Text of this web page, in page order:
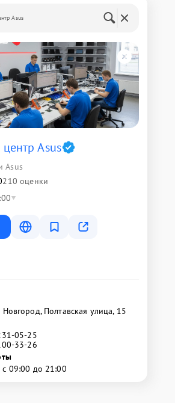
Asus
Asus
Asus
210 оценки
Полтавская улица, 15
05-25
33-26
с 09:00 до 21:00